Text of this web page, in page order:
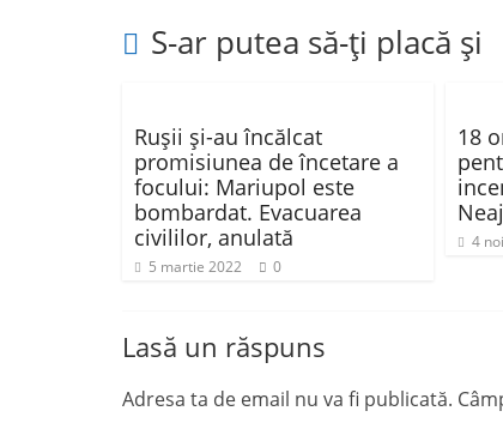
S-ar putea să-ți placă și
Ruşii şi-au încălcat
promisiunea de încetare a
focului: Mariupol este
bombardat. Evacuarea
civililor, anulată
5 martie 2022 0
18
4
Lasă un răspuns
Adresa ta de email nu va fi publicată.